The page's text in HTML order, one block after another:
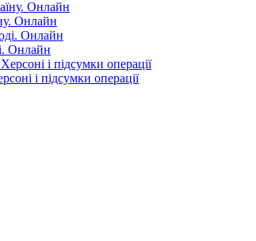
Онлайн
Онлайн
і підсумки операції